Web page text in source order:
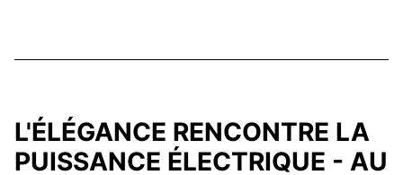
L'ÉLÉGANCE RENCONTRE LA
PUISSANCE ÉLECTRIQUE - AU